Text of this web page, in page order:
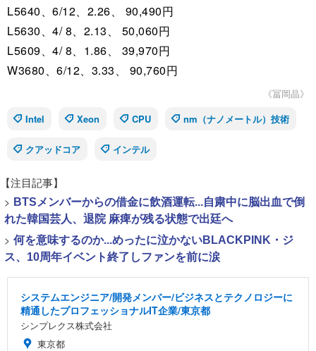
L5640、6/12、2.26、 90,490円
L5630、4/ 8、2.13、 50,060円
L5609、4/ 8、1.86、 39,970円
W3680、6/12、3.33、 90,760円
《冨岡晶》
Intel
Xeon CPU nm（ナノメートル）技術
クアッドコア インテル
【注目記事】
> BTSメンバーからの借金に飲酒運転...自粛中に脳出血で倒
れた韓国芸人、退院 麻痺が残る状態で出廷へ
> 何を意味するのか...めったに泣かないBLACKPINK・ジ
ス、10周年イベント終了しファンを前に涙
システムエンジニア/開発メンバー/ビジネスとテクノロジーに
精通したプロフェッショナルIT企業/東京都
シンプレクス株式会社
東京都